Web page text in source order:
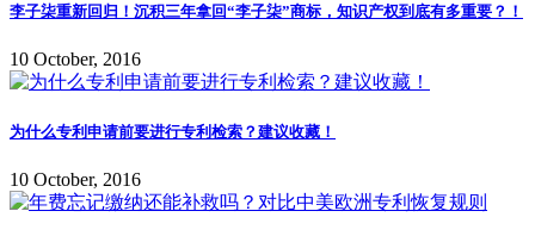
李子柒重新回归！沉积三年拿回“李子柒”商标，知识产权到底有多重要？！
10 October, 2016
为什么专利申请前要进行专利检索？建议收藏！
10 October, 2016